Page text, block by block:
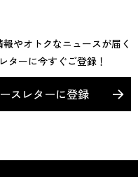
報やオトクなニュースが届く
ターに今すぐご登録！
スレターに登録